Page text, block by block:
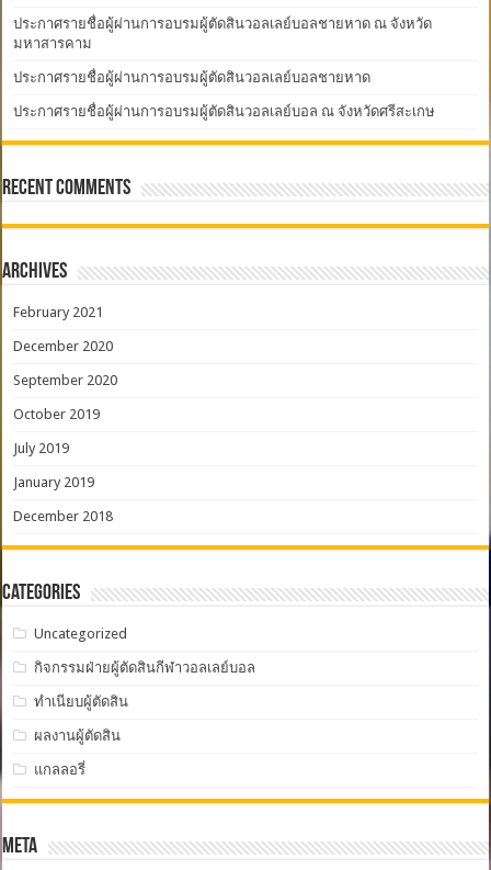
ประกาศรายชื่อผู้ผ่านการอบรมผู้ตัดสินวอลเลย์บอลชายหาด ณ จังหวัด
มหาสารคาม
ประกาศรายชื่อผู้ผ่านการอบรมผู้ตัดสินวอลเลย์บอลชายหาด
ประกาศรายชื่อผู้ผ่านการอบรมผู้ตัดสินวอลเลย์บอล ณ จังหวัดศรีสะเกษ
Recent Comments
Archives
February 2021
December 2020
September 2020
October 2019
July 2019
January 2019
December 2018
Categories
Uncategorized
กิจกรรมฝ่ายผู้ตัดสินกีฬาวอลเลย์บอล
ทำเนียบผู้ตัดสิน
ผลงานผู้ตัดสิน
แกลลอรี่
Meta